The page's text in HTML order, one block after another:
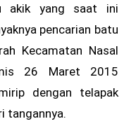
akik yang saat ini
pencarian batu
Kecamatan Nasal
26 Maret 2015
dengan telapak
tangannya.